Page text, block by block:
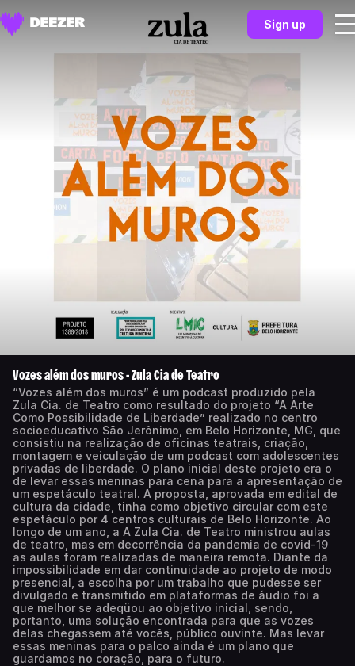
Sign up
Vozes além dos muros - Zula Cia de Teatro
“Vozes além dos muros” é um podcast produzido pela
Zula Cia. de Teatro como resultado do projeto “A Arte
Como Possibilidade de Liberdade” realizado no centro
socioeducativo São Jerônimo, em Belo Horizonte, MG, que
consistiu na realização de oficinas teatrais, criação,
montagem e veiculação de um podcast com adolescentes
privadas de liberdade. O plano inicial deste projeto era o
de levar essas meninas para cena para a apresentação de
um espetáculo teatral. A proposta, aprovada em edital de
cultura da cidade, tinha como objetivo circular com este
espetáculo por 4 centros culturais de Belo Horizonte. Ao
longo de um ano, a A Zula Cia. de Teatro ministrou aulas
de teatro, mas em decorrência da pandemia de covid-19
as aulas foram realizadas de maneira remota. Diante da
impossibilidade em dar continuidade ao projeto de modo
presencial, a escolha por um trabalho que pudesse ser
divulgado e transmitido em plataformas de áudio foi a
que melhor se adeqüou ao objetivo inicial, sendo,
portanto, uma solução encontrada para que as vozes
delas chegassem até vocês, público ouvinte. Mas levar
essas meninas para o palco ainda é um plano que
guardamos no coração, para o futuro.